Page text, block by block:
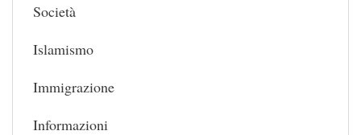
Società
Islamismo
Immigrazione
Informazioni